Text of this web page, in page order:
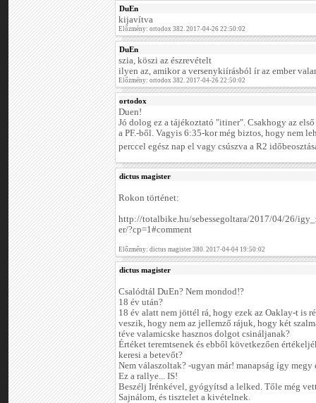
DuEn
kijavítva
Előzmény: ortodox 382. 2017-04-26 22:50:02
DuEn
szia, köszi az észrevételt
ilyen az, amikor a versenykiírásból ír az ember
Előzmény: ortodox 382. 2017-04-26 22:50:02
ortodox
Duen!
Jó dolog ez a tájékoztató "itiner". Csakhogy az
a PF.-ből. Vagyis 6:35-kor még biztos, hogy nem
perccel egész nap el vagy csúszva a R2
dictus magister
Rokon történet:
http://totalbike.hu/sebessegoltara/2017/04/26/
er/?cp=1#comment
Előzmény: dictus magister 380. 2017-04-04 19:50:02
dictus magister
Csalódtál DuEn? Nem mondod!?
18 év után?
18 év alatt nem jöttél rá, hogy ezek az Oaklay-t is
veszik, hogy nem az jellemző rájuk, hogy két
téve valamicske hasznos dolgot csináljanak?
Értéket teremtsenek és ebből következően
keresi a betevőt?
Nem válaszoltak? -ugyan már! manapság így
Ez a rallye... IS!
Beszélj Irénkével, gyógyítsd a lelked. Tőle még
Sajnálom, és tisztelet a kivételnek.